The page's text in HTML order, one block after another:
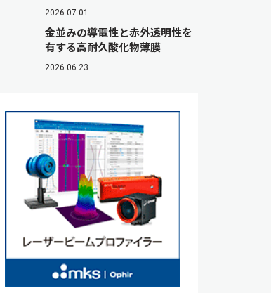
2026.07.01
金並みの導電性と赤外透明性を
有する高耐久酸化物薄膜
2026.06.23